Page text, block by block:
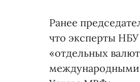
Ранее
что эксперты
«отдельных
международными